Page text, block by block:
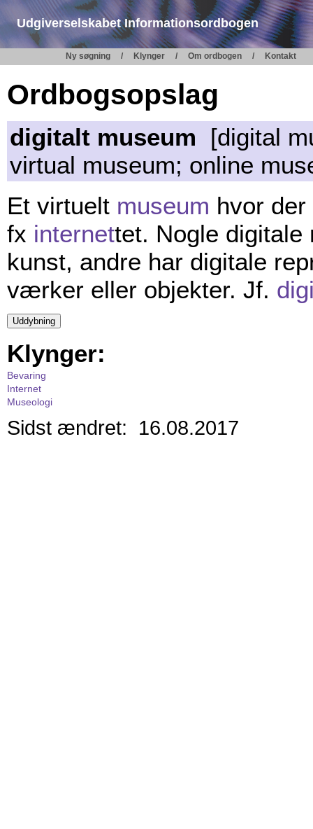
Udgiverselskabet Informationsordbogen
Ny søgning Klynger Om ordbogen Kontakt
Ordbogsopslag
digitalt museum [digital
virtual museum; online
Et virtuelt museum hvor
fx internettet. Nogle digitale
kunst, andre har digitale
værker eller objekter. Jf.
Klynger:
Bevaring
Internet
Museologi
Sidst ændret: 16.08.2017